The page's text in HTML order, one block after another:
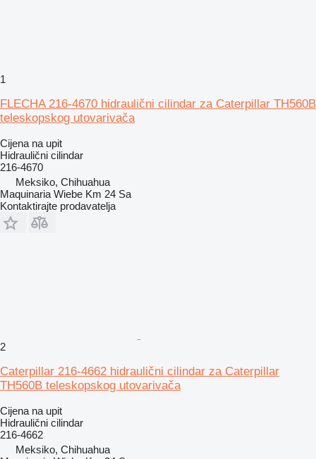
1
FLECHA 216-4670 hidraulični cilindar za Caterpillar TH560B
teleskopskog utovarivača
Cijena na upit
Hidraulični cilindar
216-4670
Meksiko, Chihuahua
Maquinaria Wiebe Km 24 Sa
Kontaktirajte prodavatelja
2
Caterpillar 216-4662 hidraulični cilindar za Caterpillar
TH560B teleskopskog utovarivača
Cijena na upit
Hidraulični cilindar
216-4662
Meksiko, Chihuahua